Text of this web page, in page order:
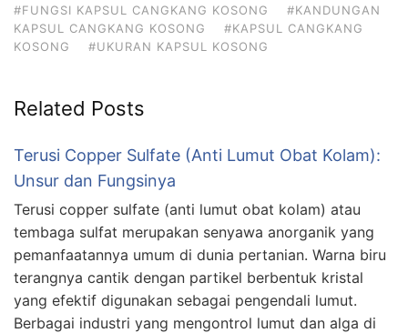
#FUNGSI KAPSUL CANGKANG KOSONG
#KANDUNGAN
KAPSUL CANGKANG KOSONG
#KAPSUL CANGKANG
KOSONG
#UKURAN KAPSUL KOSONG
Related Posts
Terusi Copper Sulfate (Anti Lumut Obat Kolam):
Unsur dan Fungsinya
Terusi copper sulfate (anti lumut obat kolam) atau
tembaga sulfat merupakan senyawa anorganik yang
pemanfaatannya umum di dunia pertanian. Warna biru
terangnya cantik dengan partikel berbentuk kristal
yang efektif digunakan sebagai pengendali lumut.
Berbagai industri yang mengontrol lumut dan alga di